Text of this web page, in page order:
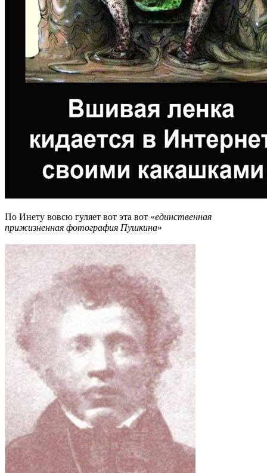
По Инету вовсю гуляет вот эта вот «единственная
прижизненная фотография Пушкина»